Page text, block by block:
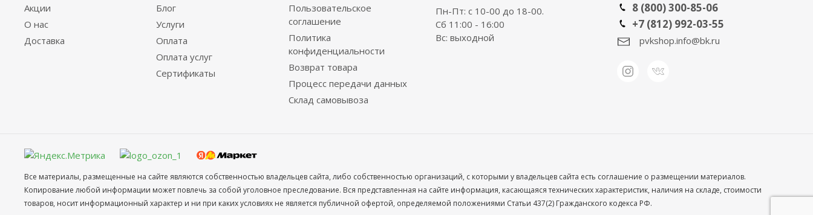
Акции
О нас
Доставка
Блог
Услуги
Оплата
Оплата услуг
Сертификаты
Пользовательское
соглашение
Политика
конфиденциальности
Возврат товара
Процесс передачи данных
Склад самовывоза
Пн-Пт: с 10-00 до 18-00.
Сб 11:00 - 16:00
Вс: выходной
8 (800) 300-85-06
+7 (812) 992-03-55
pvkshop.info@bk.ru
Все материалы, размещенные на сайте являются собственностью владельцев сайта, либо собственностью организаций, с которыми у владельцев сайта есть соглашение о размещении материалов.
Копирование любой информации может повлечь за собой уголовное преследование. Вся представленная на сайте информация, касающаяся технических характеристик, наличия на складе, стоимости
товаров, носит информационный характер и ни при каких условиях не является публичной офертой, определяемой положениями Статьи 437(2) Гражданского кодекса РФ.